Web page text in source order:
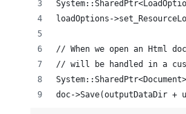
loadOptions-
// When we open an Html
// will be handled in a
doc->Save(outputDataDir +